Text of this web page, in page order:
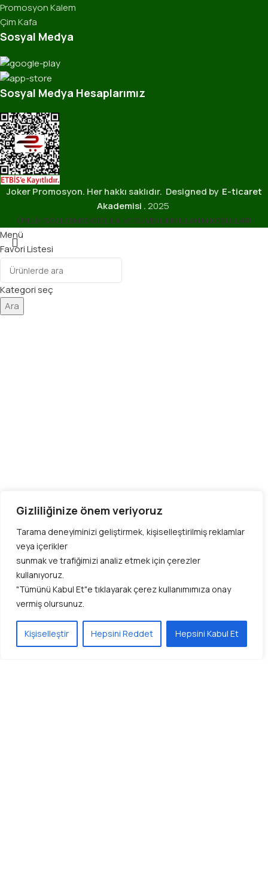
Gizliliğinize önem veriyoruz
Tarama deneyiminizi geliştirmek, kişiselleştirilmiş reklamlar
veya içerikler
sunmak ve trafiğimizi analiz etmek için çerezler
kullanıyoruz.
"Tümünü Kabul Et"e tıklayarak çerez kullanımımıza onay
vermiş olursunuz.
Kişiselleştir Hepsini Reddet Hepsini Kabul Et
Promosyon Kalem
Çim Kafa
Sosyal Medya
Sosyal Medya Hesaplarımız
Joker Promosyon. Her hakkı saklıdır. Designed by E-ticaret
Akademisi .2025
ÜYELIK SÖZLEŞMESIGIZLILIK VE GÜVENLIKKULLANIM KOŞULLARI
Kategori seç
Ara
Menü
Favori Listesi
öğeler